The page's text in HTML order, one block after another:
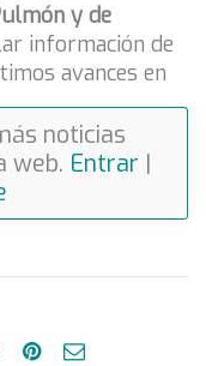
y de
información de
avances en
noticias
web. Entrar |